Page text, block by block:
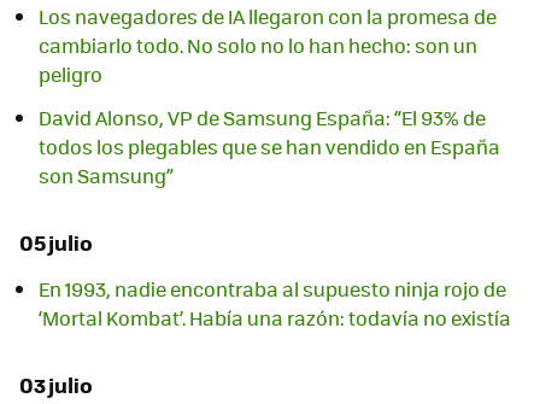
Los navegadores de IA llegaron con la promesa de
cambiarlo todo. No solo no lo han hecho: son un
peligro
David Alonso, VP de Samsung España: “El 93% de
todos los plegables que se han vendido en España
son Samsung”
05 julio
En 1993, nadie encontraba al supuesto ninja rojo de
‘Mortal Kombat’. Había una razón: todavía no existía
03 julio